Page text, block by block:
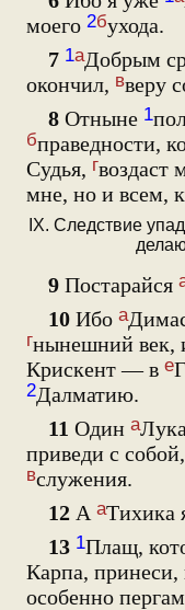
моего 2бухода.
7 1аДобрым
окончил, вверу
8 Отныне 1
бправедности,
Судья, гвоздаст
мне, но и всем,
IX. Следствие
9 Постарайся
10 Ибо а
гнынешний век,
Крискент — в е
2Далматию.
11 Один а
приведи с
вслужения.
12 А аТихика
13 1Плащ,
Карпа, принеси,
особенно